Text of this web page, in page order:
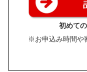
初めて
※お申込み時間や